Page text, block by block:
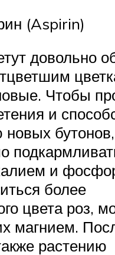
(Aspirin)
довольно
Чтобы
и
бутонов,
и
более
цвета роз,
магнием.
растению